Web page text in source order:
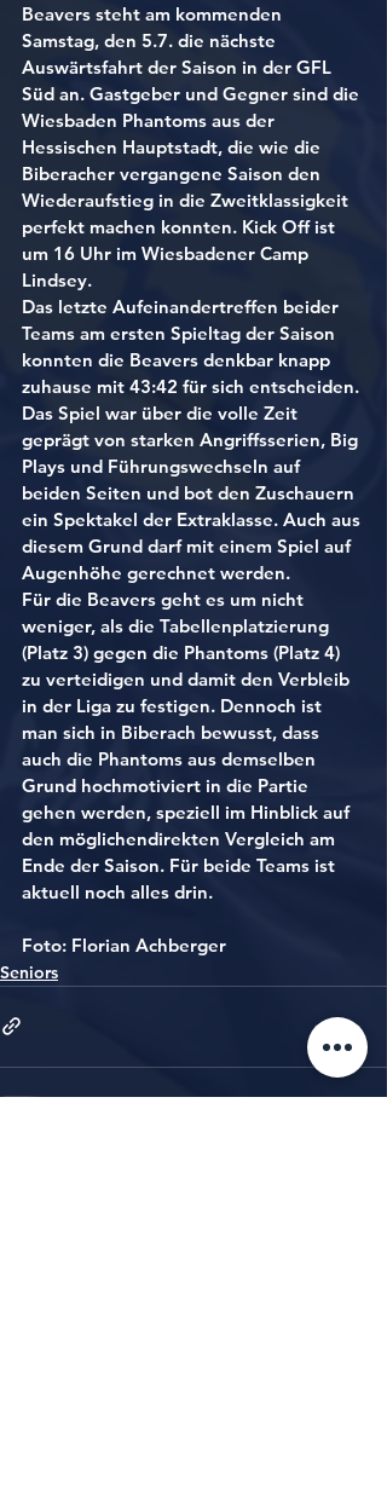
Beavers steht am kommenden
Samstag, den 5.7. die nächste
Auswärtsfahrt der Saison in der GFL
Süd an. Gastgeber und Gegner sind die
Wiesbaden Phantoms aus der
Hessischen Hauptstadt, die wie die
Biberacher vergangene Saison den
Wiederaufstieg in die Zweitklassigkeit
perfekt machen konnten. Kick Off ist
um 16 Uhr im Wiesbadener Camp
Lindsey.
Das letzte Aufeinandertreffen beider
Teams am ersten Spieltag der Saison
konnten die Beavers denkbar knapp
zuhause mit 43:42 für sich entscheiden.
Das Spiel war über die volle Zeit
geprägt von starken Angriffsserien, Big
Plays und Führungswechseln auf
beiden Seiten und bot den Zuschauern
ein Spektakel der Extraklasse. Auch aus
diesem Grund darf mit einem Spiel auf
Augenhöhe gerechnet werden.
Für die Beavers geht es um nicht
weniger, als die Tabellenplatzierung
(Platz 3) gegen die Phantoms (Platz 4)
zu verteidigen und damit den Verbleib
in der Liga zu festigen. Dennoch ist
man sich in Biberach bewusst, dass
auch die Phantoms aus demselben
Grund hochmotiviert in die Partie
gehen werden, speziell im Hinblick auf
den möglichendirekten Vergleich am
Ende der Saison. Für beide Teams ist
aktuell noch alles drin.
Foto: Florian Achberger
Seniors